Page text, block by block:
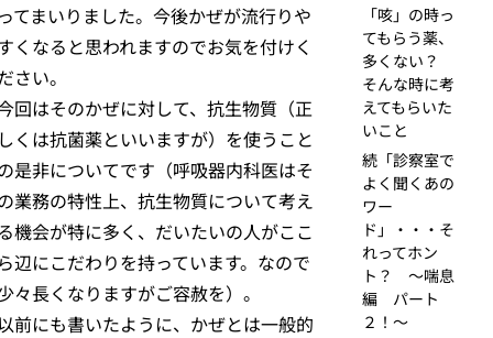
てまいりました。今後かぜが流行りや
くなると思われますのでお気を付けく
さい。
回はそのかぜに対して、抗生物質（正
くは抗菌薬といいますが）を使うこと
是非についてです（呼吸器内科医はそ
業務の特性上、抗生物質について考え
機会が特に多く、だいたいの人がここ
辺にこだわりを持っています。なので
々長くなりますがご容赦を）。
前にも書いたように、かぜとは一般的
「咳」の時っ
てもらう薬、
多くない？
そんな時に考
えてもらいた
いこと
続「診察室で
よく聞くあの
ワー
ド」・・・そ
れってホン
ト？ ～喘息
編 パート
２！～